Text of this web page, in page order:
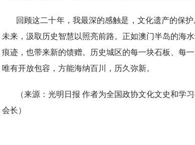
回顾这二十年，我最深的感触是，文化遗产的保
未来，汲取历史智慧以照亮前路。正如澳门半岛的海
痕迹，也带来新的馈赠。历史城区的每一块石板、
唯有开放包容，方能海纳百川，历久弥新。
（来源：光明日报 作者为全国政协文化文史和学
会长）